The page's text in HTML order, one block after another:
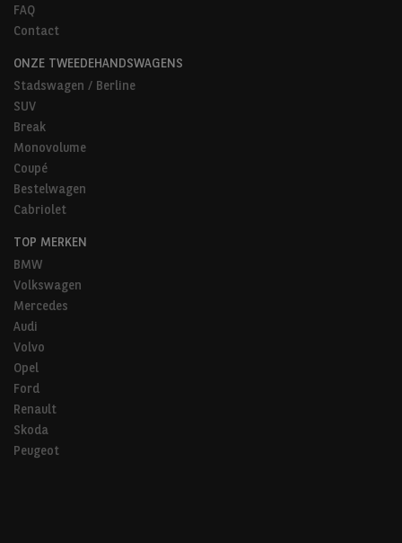
FAQ
Contact
ONZE TWEEDEHANDSWAGENS
Stadswagen / Berline
SUV
Break
Monovolume
Coupé
Bestelwagen
Cabriolet
TOP MERKEN
BMW
Volkswagen
Mercedes
Audi
Volvo
Opel
Ford
Renault
Skoda
Peugeot